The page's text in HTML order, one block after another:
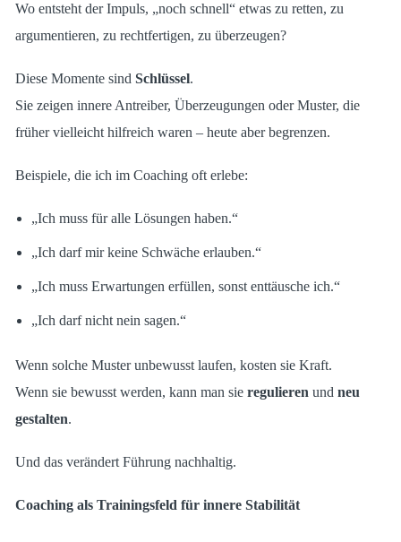
Wo entsteht der Impuls, „noch schnell“ etwas zu retten, zu
argumentieren, zu rechtfertigen, zu überzeugen?
Diese Momente sindSchlüssel.
Sie zeigen innere Antreiber, Überzeugungen oder Muster, die
früher vielleicht hilfreich waren – heute aber begrenzen.
Beispiele, die ich im Coaching oft erlebe:
„Ich muss für alle Lösungen haben.“
„Ich darf mir keine Schwäche erlauben.“
„Ich muss Erwartungen erfüllen, sonst enttäusche ich.“
„Ich darf nicht nein sagen.“
Wenn solche Muster unbewusst laufen, kosten sie Kraft.
Wenn sie bewusst werden, kann man sieregulieren undneu
gestalten.
Und das verändert Führung nachhaltig.
Coaching als Trainingsfeld für innere Stabilität